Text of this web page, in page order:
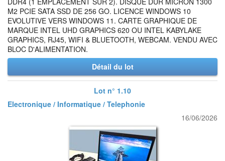
M2 PCIE SATA SSD DE 256 GO. LICENCE WINDOWS 10
EVOLUTIVE VERS WINDOWS 11. CARTE GRAPHIQUE DE
MARQUE INTEL UHD GRAPHICS 620 OU INTEL KABYLAKE
GRAPHICS, RJ45, WIFI & BLUETOOTH, WEBCAM. VENDU AVEC
BLOC D'ALIMENTATION.
Détail du lot
Lot n° 1.10
Electronique / Informatique / Telephonie
16/06/2026